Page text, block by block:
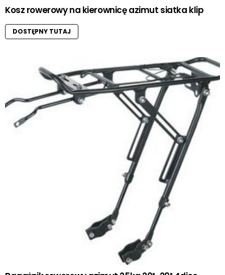
Kosz rowerowy na kierownicę azimut siatka klip
DOSTĘPNY TUTAJ